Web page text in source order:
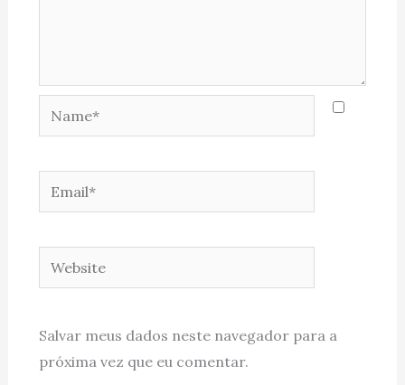
Name*
Email*
Website
Salvar meus dados neste navegador para a
próxima vez que eu comentar.